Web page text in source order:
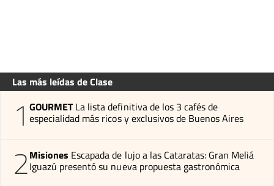
Las más leídas de Clase
1 GOURMET La lista definitiva de los 3 cafés de
especialidad más ricos y exclusivos de Buenos Aires
2Misiones Escapada de lujo a las Cataratas: Gran Meliá
Iguazú presentó su nueva propuesta gastronómica